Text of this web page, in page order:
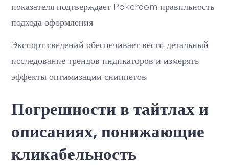
показателя подтверждает Pokerdom правильность
подхода оформления.
Экспорт сведений обеспечивает вести детальный
исследование трендов индикаторов и измерять
эффекты оптимизации сниппетов.
Погрешности в тайтлах и
описаниях, понижающие
кликабельность